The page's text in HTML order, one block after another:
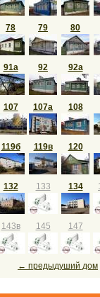
78 79 80
91а 92 92а
107 107а 108
119б 119в 120
132 133 134
143в 145 147
← предыдуший дом